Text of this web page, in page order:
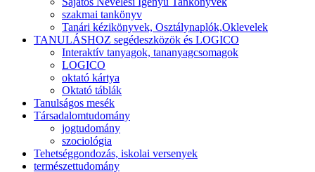
szakmai tankönyv
Tanári kézikönyvek, Osztálynaplók,Oklevelek
TANULÁSHOZ segédeszközök és LOGICO
Interaktív tanyagok, tananyagcsomagok
LOGICO
oktató kártya
Oktató táblák
Tanulságos mesék
Társadalomtudomány
jogtudomány
szociológia
Tehetséggondozás, iskolai versenyek
természettudomány